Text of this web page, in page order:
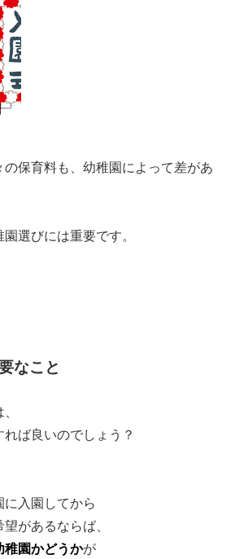
の保育料も、幼稚園によって差があ
園選びには重要です。
なこと
ば良いのでしょう？
に入園してから
があるならば、
稚園かどうかが